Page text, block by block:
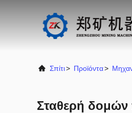
Σπίτι> Προϊόντα>
Σταθερή